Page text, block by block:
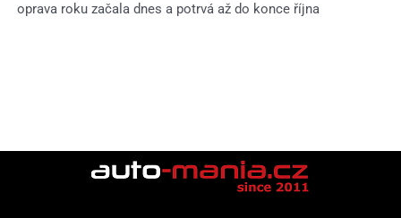
oprava roku začala dnes a potrvá až do konce října